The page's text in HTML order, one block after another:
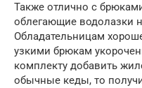
Также отлично с
облегающие водолазки
Обладательницам
узкими брюкам
комплекту добавить
обычные кеды, то